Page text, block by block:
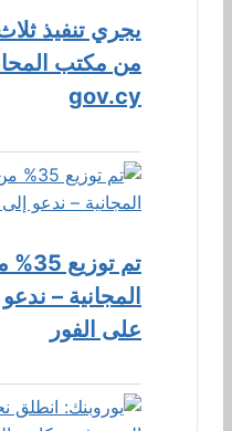
يجري تنفيذ
من مكتب
gov.cy
تم
المجانية –
على الفور